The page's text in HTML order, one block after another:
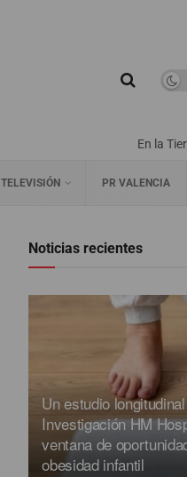
En la
TELEVISIÓN PR VALENCIA
Noticias recientes
Un estudio
Investigación HM
ventana de
obesidad infantil